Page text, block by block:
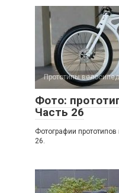
Прототипы
Фото:
Часть 26
Фотографии
26.